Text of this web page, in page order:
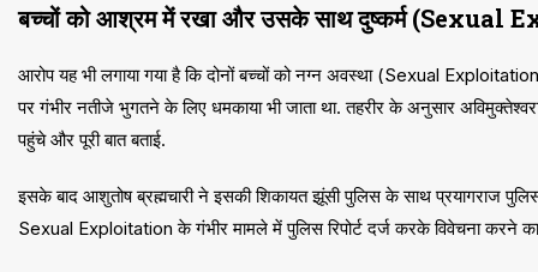
बच्चों को आश्रम में रखा और उसके साथ दुष्कर्म (Sexual
आरोप यह भी लगाया गया है कि दोनों बच्चों को नग्न अवस्था (Sexual
पर गंभीर नतीजे भुगतने के लिए धमकाया भी जाता था. तहरीर के अनुसार
पहुंचे और पूरी बात बताई.
इसके बाद आशुतोष ब्रह्मचारी ने इसकी शिकायत झूंसी पुलिस के साथ प्रयागराज
Sexual Exploitation के गंभीर मामले में पुलिस रिपोर्ट दर्ज करके विवेचना करने